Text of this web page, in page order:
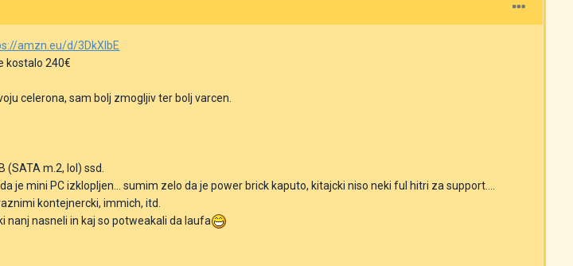
amzn.eu/d/3DkXlbE
kostalo 240€
celerona, sam bolj zmogljiv ter bolj varcen.
m.2, lol) ssd.
je mini PC izklopljen... sumim zelo da je power brick kaputo, kitajcki niso neki ful hitri za support....
kontejnercki, immich, itd.
nanj nasneli in kaj so potweakali da laufa